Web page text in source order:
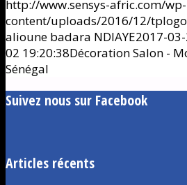
http://www.sensys-afric.com/wp-
content/uploads/2016/12/
alioune badara NDIAYE2017-
02 19:20:38Décoration Salon -
Sénégal
Suivez nous sur Facebook
Articles récents